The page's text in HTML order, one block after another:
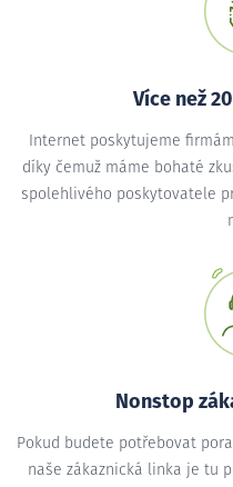
Více než
Internet poskytujeme
díky čemuž máme bohaté
spolehlivého poskytovatele
Nonstop
Pokud budete potřebovat
naše zákaznická linka je tu